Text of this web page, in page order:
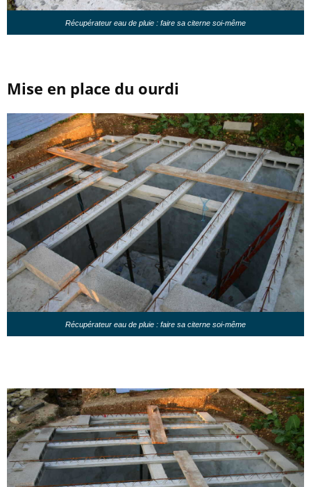
Récupérateur eau de pluie : faire sa citerne soi-même
Mise en place du ourdi
Récupérateur eau de pluie : faire sa citerne soi-même